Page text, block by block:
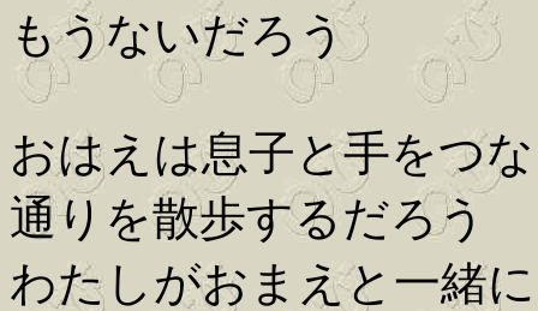
もうないだろう
おはえは息子と手をつ
通りを散歩するだろう
わたしがおまえと一緒に